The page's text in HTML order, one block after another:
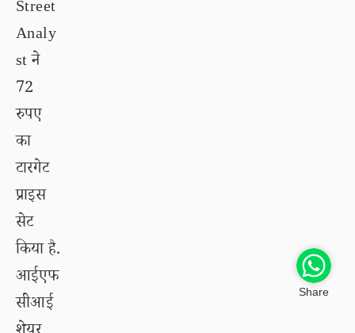
Street
Analy
st ने
72
रुपए
का
टारगेट
प्राइस
सेट
किया है.
आईएफ
सीआई
Share